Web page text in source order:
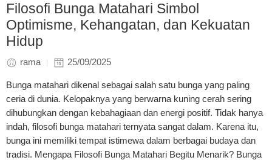
Filosofi Bunga Matahari Simbol
Optimisme, Kehangatan, dan Kekuatan
Hidup
rama 25/09/2025
Bunga matahari dikenal sebagai salah satu bunga yang paling
ceria di dunia. Kelopaknya yang berwarna kuning cerah sering
dihubungkan dengan kebahagiaan dan energi positif. Tidak hanya
indah, filosofi bunga matahari ternyata sangat dalam. Karena itu,
bunga ini memiliki tempat istimewa dalam berbagai budaya dan
tradisi. Mengapa Filosofi Bunga Matahari Begitu Menarik? Bunga